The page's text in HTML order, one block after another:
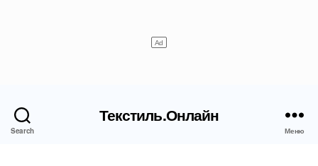
Search
Текстиль.Онлайн
Меню